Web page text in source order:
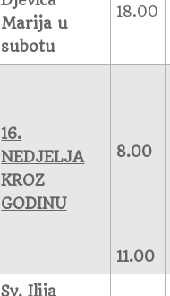
Marija u
subotu
18.00
16.
NEDJELJA
KROZ
GODINU
8.00
11.00
Sv. Ilija